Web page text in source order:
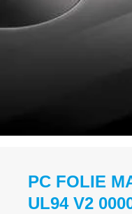
PC FOLIE
UL94 V2